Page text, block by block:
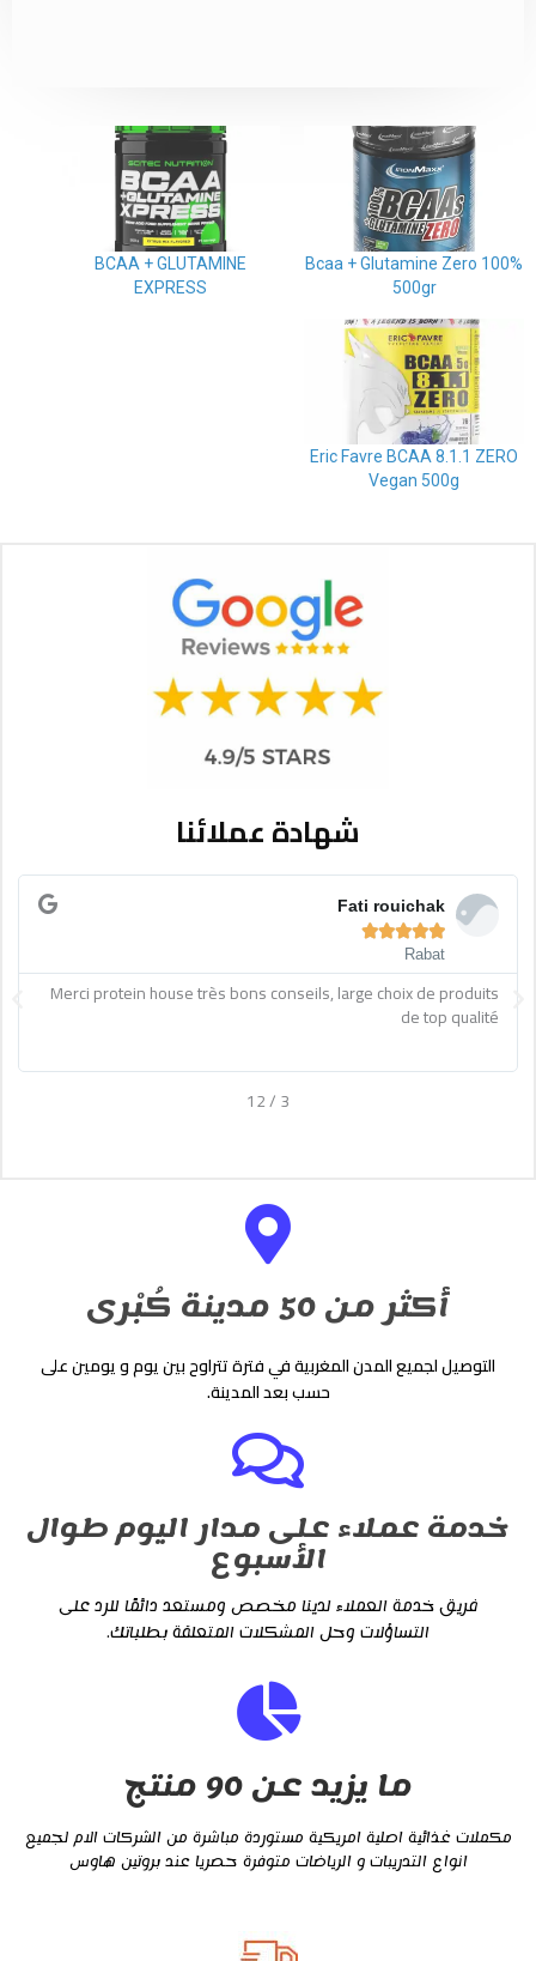
100% Bcaa + Glutamine Zero
500gr
BCAA + GLUTAMINE
EXPRESS
Eric Favre BCAA 8.1.1 ZERO
Vegan 500g
شهادة عملائنا
Fati rouichak





Rabat
Read
More
Merci protein house très bons conseils, large choix de produits
de top qualité
3
/
12
Previous
أكثر من 50 مدينة كُبْرى
التوصيل لجميع المدن المغربية في فترة تتراوح بين يوم و يومين على
حسب بعد المدينة.
خدمة عملاء على مدار اليوم طوال
الأسبوع
فريق خدمة العملاء لدينا مخصص ومستعد دائمًا للرد على
التساؤلات وحل المشكلات المتعلقة بطلباتك.
ما يزيد عن 90 منتج
مكملات غذائية اصلية امريكية مستوردة مباشرة من الشركات الام لجميع
انواع التدريبات و الرياضات متوفرة حصريا عند بروتين هاوس